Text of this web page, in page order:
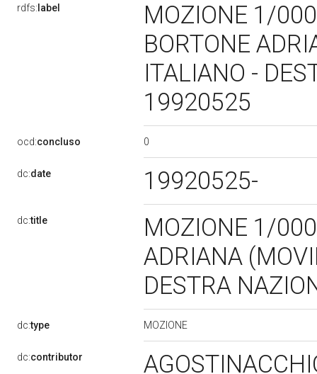
rdfs: label
MOZIONE 1/
BORTONE
ITALIANO -
19920525
ocd:concluso 0
dc:date 19920525-
dc:title
MOZIONE 1/
ADRIANA
DESTRA
dc:type MOZIONE
dc:contributor